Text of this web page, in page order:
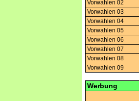
Vorwahlen 02
Vorwahlen 03
Vorwahlen 04
Vorwahlen 05
Vorwahlen 06
Vorwahlen 07
Vorwahlen 08
Vorwahlen 09
Werbung